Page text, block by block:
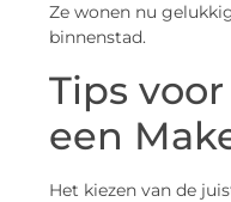
Ze wonen nu
binnenstad.
Tips
een
Het kiezen van de